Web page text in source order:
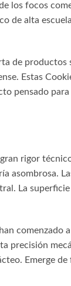
los focos
de alta
de productos
Estas
pensado
rigor
asombrosa.
La
comenzado
precisión
Emerge